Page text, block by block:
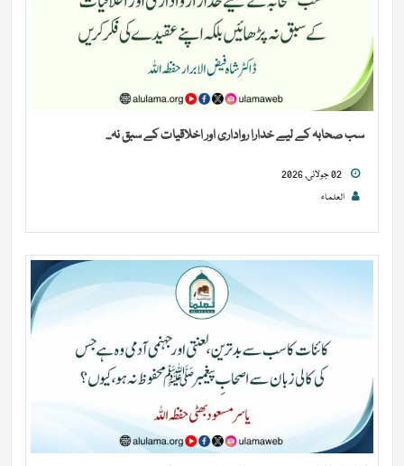
سب صحابہ کے لیے خدارا رواداری اور اخلاقیات کے سبق نہ...
العلماء